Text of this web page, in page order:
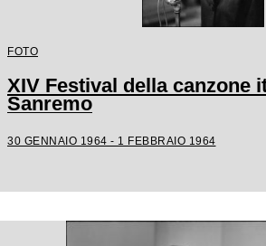
FOTO
XIV Festival della canzone
Sanremo
30 GENNAIO 1964 - 1 FEBBRAIO 1964